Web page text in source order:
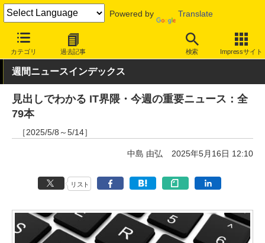
Powered by Translate
カテゴリ 過去記事 検索 Impressサイト
INTERNET Watch トピック その他
週間ニュースインデックス
見出しでわかる IT界隈・今週の重要ニュース：全
79本
［2025/5/8～5/14］
中島 由弘 2025年5月16日 12:10
リスト